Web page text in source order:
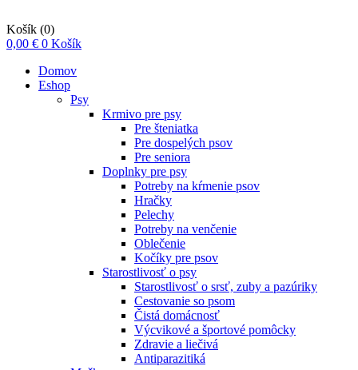
Košík (0)
0,00 € 0 Košík
Domov
Eshop
Psy
Krmivo pre psy
Pre šteniatka
Pre dospelých psov
Pre seniora
Doplnky pre psy
Potreby na kŕmenie psov
Hračky
Pelechy
Potreby na venčenie
Oblečenie
Kočíky pre psov
Starostlivosť o psy
Starostlivosť o srsť, zuby a pazúriky
Cestovanie so psom
Čistá domácnosť
Výcvikové a športové pomôcky
Zdravie a liečivá
Antiparazitiká